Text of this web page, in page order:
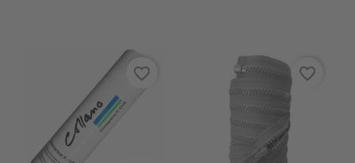
favorite_border favorite_border